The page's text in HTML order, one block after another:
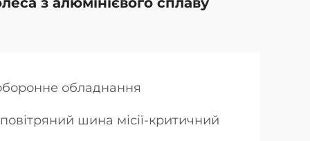
обладнання
шина місії-критичний